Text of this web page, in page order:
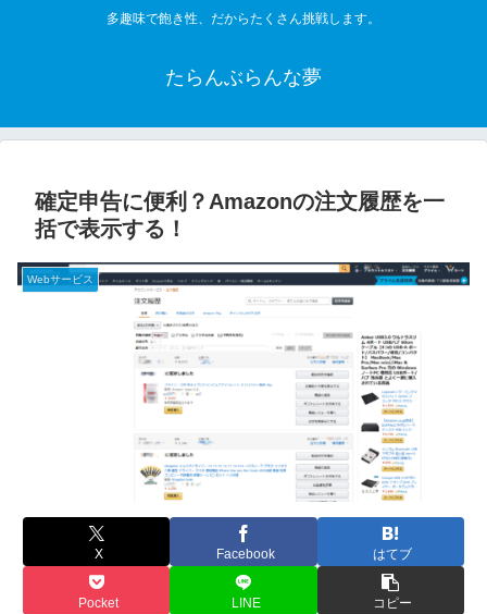
多趣味で飽き性、だからたくさん挑戦します。
たらんぶらんな夢
確定申告に便利？Amazonの注文履歴を一
括で表示する！
Webサービス
X Facebook はてブ
Pocket LINE コピー